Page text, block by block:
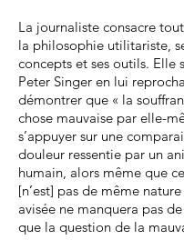
La journaliste consacre
la philosophie utilitariste,
concepts et ses outils. Elle
Peter Singer en lui
démontrer que « la
chose mauvaise par elle-
s’appuyer sur une
douleur ressentie par un
humain, alors même que
[n’est] pas de même
avisée ne manquera pas
que la question de la